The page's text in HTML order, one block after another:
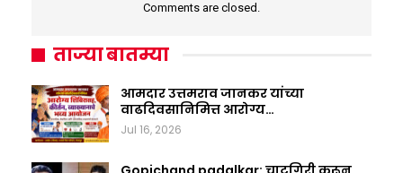
Comments are closed.
ताज्या बातम्या
आमदार उत्तमराव जानकर यांच्या
वाढदिवसानिमित्त आरोग्य…
Jul 16, 2026